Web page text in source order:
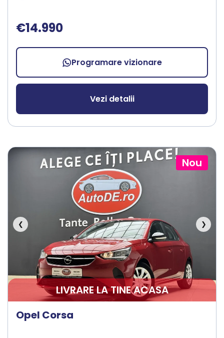
€14.990
Programare vizionare
Vezi detalii
Nou
❮ ❯
LIVRARE LA TINE ACASA
Opel Corsa